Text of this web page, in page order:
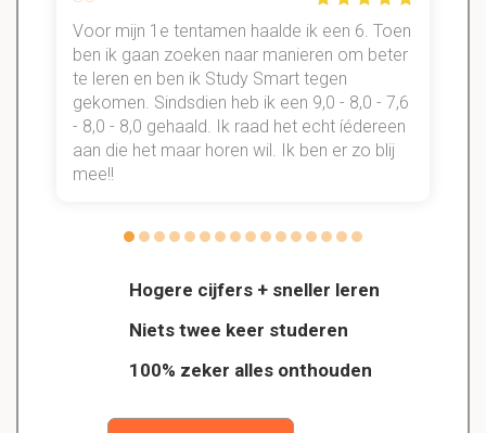
Hogere cijfers + sneller leren
Niets twee keer studeren
100% zeker alles onthouden
Voor mijn 1e tentamen haalde ik een 6. Toen
ben ik gaan zoeken naar manieren om beter
te leren en ben ik Study Smart tegen
gekomen. Sindsdien heb ik een 9,0 - 8,0 - 7,6
- 8,0 - 8,0 gehaald. Ik raad het echt íédereen
aan die het maar horen wil. Ik ben er zo blij
mee!!